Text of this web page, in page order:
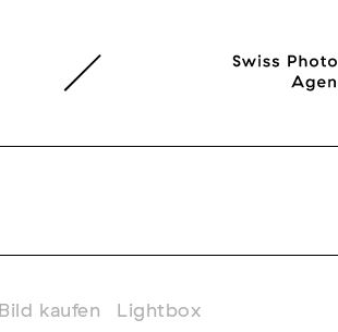
Bild kaufen Lightbox